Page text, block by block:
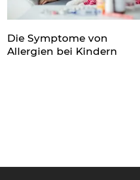
Die Symptome von
Allergien bei Kindern